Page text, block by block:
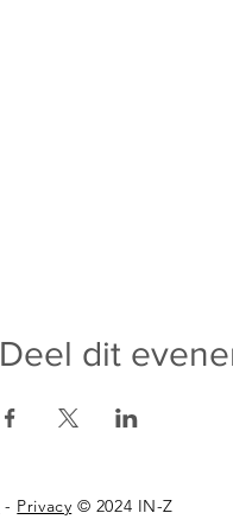
Deel dit
- Privacy © 2024 IN-Z